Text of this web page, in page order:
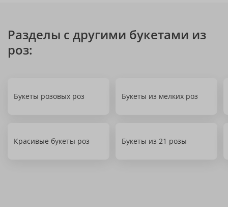
Разделы с другими букетами из
роз:
Букеты розовых роз Букеты из мелких роз
Красивые букеты роз Букеты из 21 розы